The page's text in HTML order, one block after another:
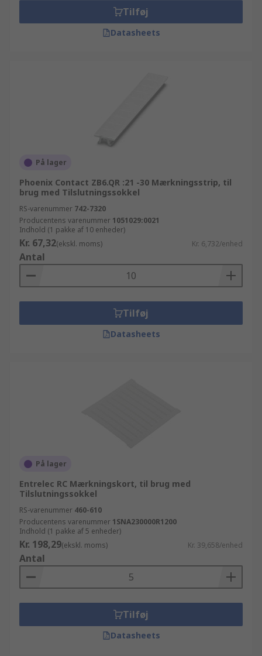
Tilføj
Datasheets
På lager
Phoenix Contact ZB6.QR :21 -30 Mærkningsstrip, til
brug med Tilslutningssokkel
RS-varenummer 742-7320
Producentens varenummer 1051029:0021
Indhold (1 pakke af 10 enheder)
Kr. 67,32(ekskl. moms) Kr. 6,732/enhed
Antal
Tilføj
Datasheets
På lager
Entrelec RC Mærkningskort, til brug med
Tilslutningssokkel
RS-varenummer 460-610
Producentens varenummer 1SNA230000R1200
Indhold (1 pakke af 5 enheder)
Kr. 198,29(ekskl. moms) Kr. 39,658/enhed
Antal
Tilføj
Datasheets